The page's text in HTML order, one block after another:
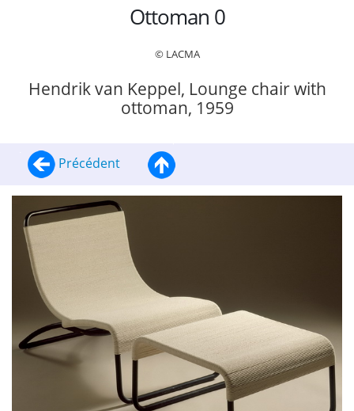
Ottoman 0
© LACMA
Hendrik van Keppel, Lounge chair with
ottoman, 1959
Précédent